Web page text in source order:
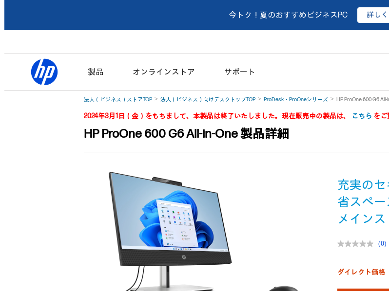
今トク！夏のおすすめビジネスPC 詳し
製品 オンラインストア サポート
法人（ビジネス）ストアTOP 法人（ビジネス）向けデスクトップTOP ProDesk・ProOneシリーズ HP ProOne 600 G6
2024年3月1日（金）をもちまして、本製品は終了いたしました。現在販売中の製品は、 こちら をご
HP ProOne 600 G6 All-in-One 製品詳細
充実の
省スペ
メイン
評
な
(0)
ダイレクト価格